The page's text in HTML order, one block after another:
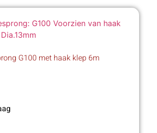
G100 met haak klep 6m